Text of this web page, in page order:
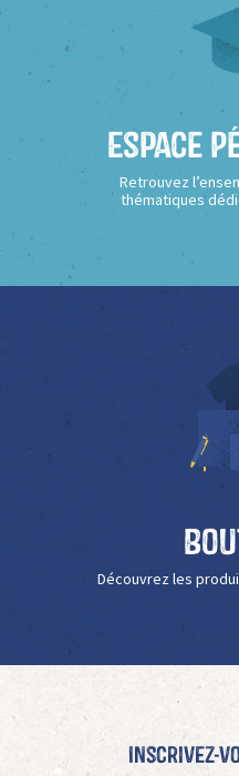
Espace
Retrouvez
thématiques
Découvrez les
Inscrivez-